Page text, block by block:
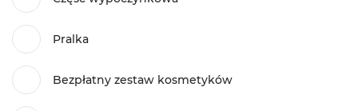
Pralka
Bezpłatny zestaw kosmetyków